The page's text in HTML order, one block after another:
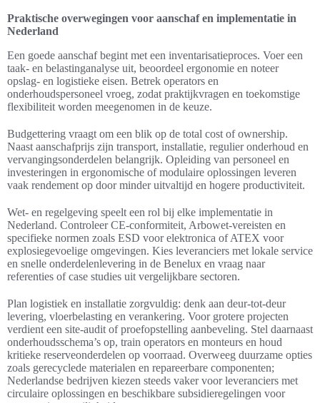
Praktische overwegingen voor aanschaf en implementatie in
Nederland
Een goede aanschaf begint met een inventarisatieproces. Voer een
taak- en belastinganalyse uit, beoordeel ergonomie en noteer
opslag- en logistieke eisen. Betrek operators en
onderhoudspersoneel vroeg, zodat praktijkvragen en toekomstige
flexibiliteit worden meegenomen in de keuze.
Budgettering vraagt om een blik op de total cost of ownership.
Naast aanschafprijs zijn transport, installatie, regulier onderhoud en
vervangingsonderdelen belangrijk. Opleiding van personeel en
investeringen in ergonomische of modulaire oplossingen leveren
vaak rendement op door minder uitvaltijd en hogere productiviteit.
Wet- en regelgeving speelt een rol bij elke implementatie in
Nederland. Controleer CE-conformiteit, Arbowet-vereisten en
specifieke normen zoals ESD voor elektronica of ATEX voor
explosiegevoelige omgevingen. Kies leveranciers met lokale service
en snelle onderdelenlevering in de Benelux en vraag naar
referenties of case studies uit vergelijkbare sectoren.
Plan logistiek en installatie zorgvuldig: denk aan deur-tot-deur
levering, vloerbelasting en verankering. Voor grotere projecten
verdient een site-audit of proefopstelling aanbeveling. Stel daarnaast
onderhoudsschema’s op, train operators en monteurs en houd
kritieke reserveonderdelen op voorraad. Overweeg duurzame opties
zoals gerecyclede materialen en repareerbare componenten;
Nederlandse bedrijven kiezen steeds vaker voor leveranciers met
circulaire oplossingen en beschikbare subsidieregelingen voor